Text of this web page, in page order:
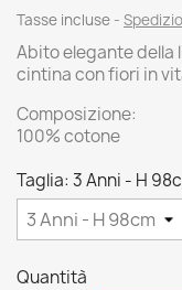
Tasse incluse
Abito elegante della
cintina con fiori in
Composizione:
100% cotone
Taglia: 3 Anni - H
Quantità